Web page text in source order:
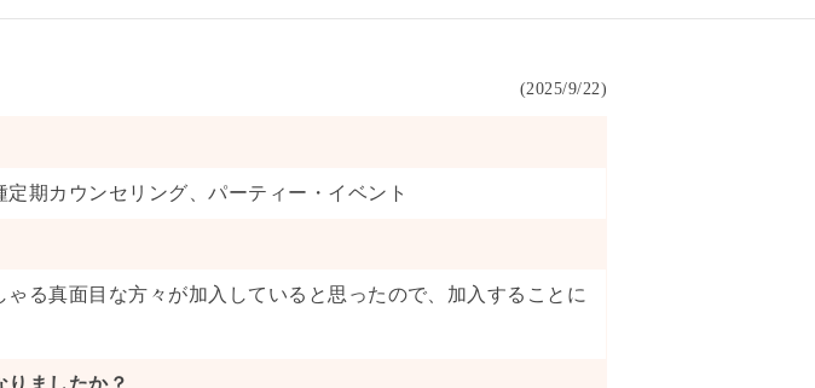
(2025/9/22)
定期カウンセリング 、パーティー・イベント
る真面目な方々が加入していると思ったので、加入することに
ましたか？